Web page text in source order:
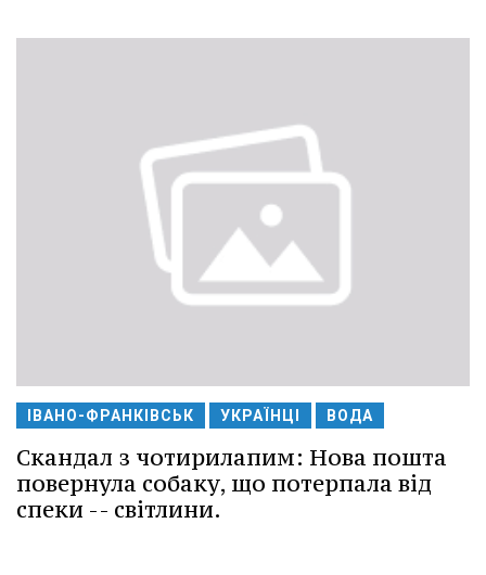
ІВАНО-ФРАНКІВСЬК УКРАЇНЦІ ВОДА
Скандал з чотирилапим: Нова пошта
повернула собаку, що потерпала від
спеки -- світлини.